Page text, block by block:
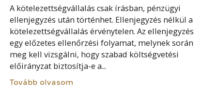
A kötelezettségvállalás csak írásban, pénzügyi
ellenjegyzés után történhet. Ellenjegyzés nélkül a
kötelezettségvállalás érvénytelen. Az ellenjegyzés
egy előzetes ellenőrzési folyamat, melynek során
meg kell vizsgálni, hogy szabad költségvetési
előirányzat biztosítja-e a...
Tovább olvasom